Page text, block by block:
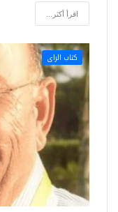
اقرأ أكثر...
كتاب الراى